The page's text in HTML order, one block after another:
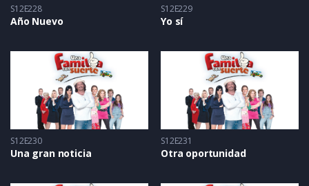
S12E228
Año Nuevo
S12E229
Yo sí
S12E230
Una gran noticia
S12E231
Otra oportunidad